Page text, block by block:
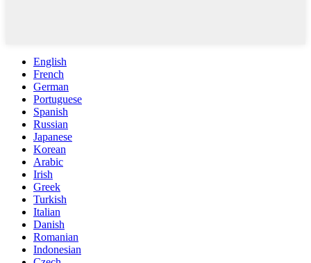
English
French
German
Portuguese
Spanish
Russian
Japanese
Korean
Arabic
Irish
Greek
Turkish
Italian
Danish
Romanian
Indonesian